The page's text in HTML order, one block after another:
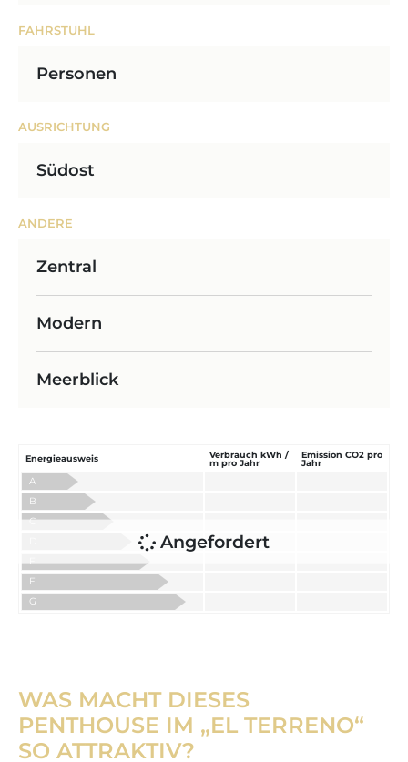
FAHRSTUHL
Personen
AUSRICHTUNG
Südost
ANDERE
Zentral
Modern
Meerblick
Angefordert
Energieausweis
Verbrauch kWh /
m pro Jahr
Emission CO2 pro
Jahr
A
B
C
E
F
G
WAS MACHT DIESES
PENTHOUSE IM „EL TERRENO“
SO ATTRAKTIV?